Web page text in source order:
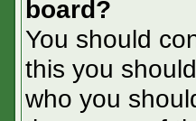
board?
You should
this you
who you